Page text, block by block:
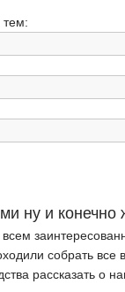
тем:
ну и
собрать все
рассказать о